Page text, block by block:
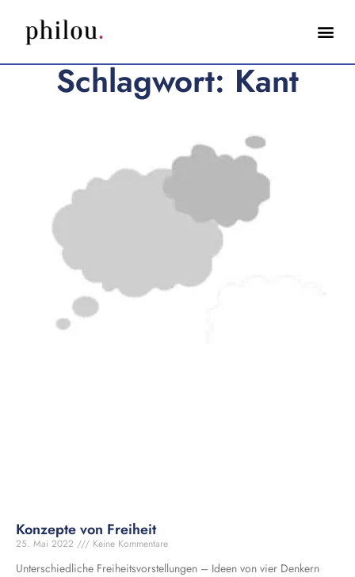
Schlagwort: Kant
Konzepte von Freiheit
25. Mai 2022 Keine Kommentare
Unterschiedliche Freiheitsvorstellungen – Ideen von vier Denkern